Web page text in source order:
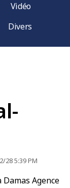
Vidéo
Divers
28 5:39 PM